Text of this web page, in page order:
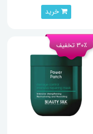
خرید
30٪ تخفیف